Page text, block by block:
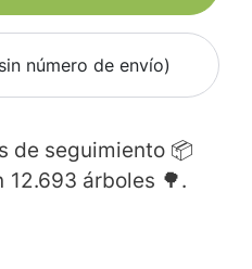
número de envío)
de seguimiento 📦
12.693 árboles 🌳.